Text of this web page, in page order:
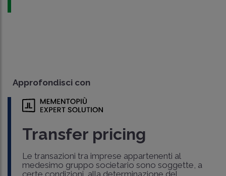
Approfondisci con
Transfer pricing
Le transazioni tra imprese appartenenti al
medesimo gruppo societario sono soggette, a